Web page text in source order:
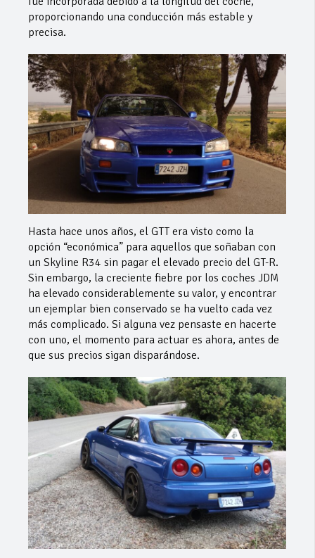
proporcionando una conducción más estable y
precisa.
Hasta hace unos años, el GTT era visto como la
opción “económica” para aquellos que soñaban con
un Skyline R34 sin pagar el elevado precio del GT-R.
Sin embargo, la creciente fiebre por los coches JDM
ha elevado considerablemente su valor, y encontrar
un ejemplar bien conservado se ha vuelto cada vez
más complicado. Si alguna vez pensaste en hacerte
con uno, el momento para actuar es ahora, antes de
que sus precios sigan disparándose.